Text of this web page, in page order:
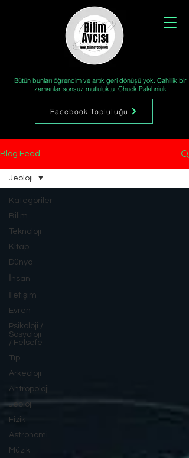
Facebook Topluluğu
Bütün bunları öğrendim ve artık geri dönüşü yok. Cahillik bir
zamanlar sonsuz mutluluktu. Chuck Palahniuk
Blog Feed
Kategoriler
Bilim
Teknoloji
Kitap
Dünya
İnsan
İletişim
Evren
Psikoloji /
Sosyoloji
/ Felsefe
Tıp
Arkeoloji
Antropoloji
Jeoloji
Fizik
Astronomi
Müzik
Jeoloji